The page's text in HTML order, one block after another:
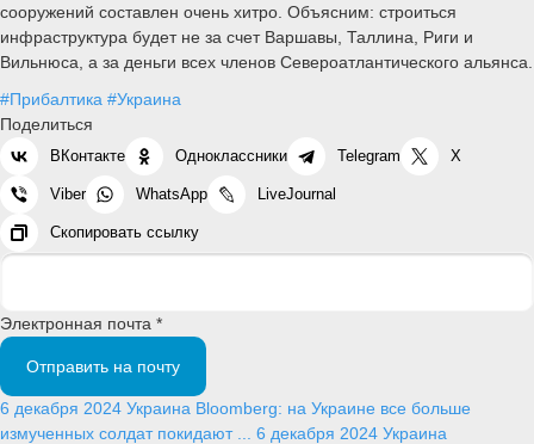
сооружений составлен очень хитро. Объясним: строиться
инфраструктура будет не за счет Варшавы, Таллина, Риги и
Вильнюса, а за деньги всех членов Североатлантического альянса.
#Прибалтика #Украина
Поделиться
ВКонтакте Одноклассники Telegram X
Viber WhatsApp LiveJournal
Скопировать ссылку
Электронная почта *
Отправить на почту
6 декабря 2024 Украина Bloomberg: на Украине все больше
измученных солдат покидают ... 6 декабря 2024 Украина